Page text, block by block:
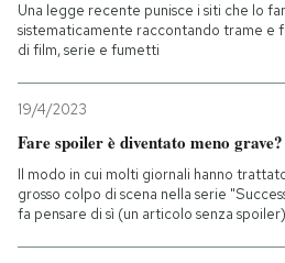
Internet
Scienza
Economia
Sport
Una legge recente punisce i siti che lo
sistematicamente raccontando trame e
di film, serie e fumetti
19/4/2023
Fare spoiler è diventato meno grave?
Il modo in cui molti giornali hanno
grosso colpo di scena nella serie
fa pensare di sì (un articolo senza spoiler)